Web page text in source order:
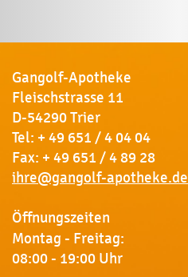
Gangolf-Apotheke
Fleischstrasse 11
D-54290 Trier
Tel: + 49 651 / 4 04 04
Fax: + 49 651 / 4 89 28
ihre@gangolf-apotheke.de
Öffnungszeiten
Montag - Freitag:
08:00 - 19:00 Uhr